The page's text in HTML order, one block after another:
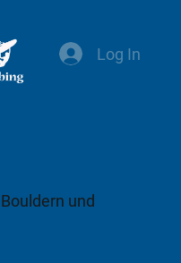
und
Log In